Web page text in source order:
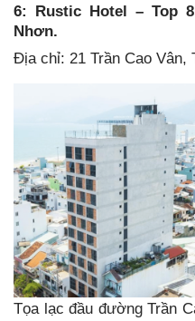
6: Rustic Hotel – Top
Nhơn.
Địa chỉ: 21 Trần Cao Vân,
Tọa lạc đầu đường Trần